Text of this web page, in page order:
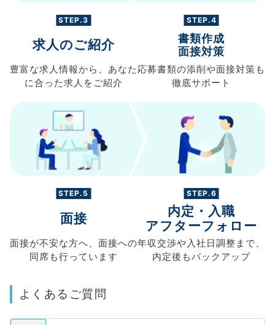
STEP.3
求人のご紹介
豊富な求人情報から、 あなた
に合った求人を ご紹介
STEP.4
書類作成
面接対策
応募書類の添削や面接対策も
徹底サポート
STEP.5
面接
面接が不安な方へ、 面接への
同席も行っています
STEP.6
内定・入職
アフターフォロー
年収交渉や入社日調整まで、
内定後もバックアップ
よくあるご質問